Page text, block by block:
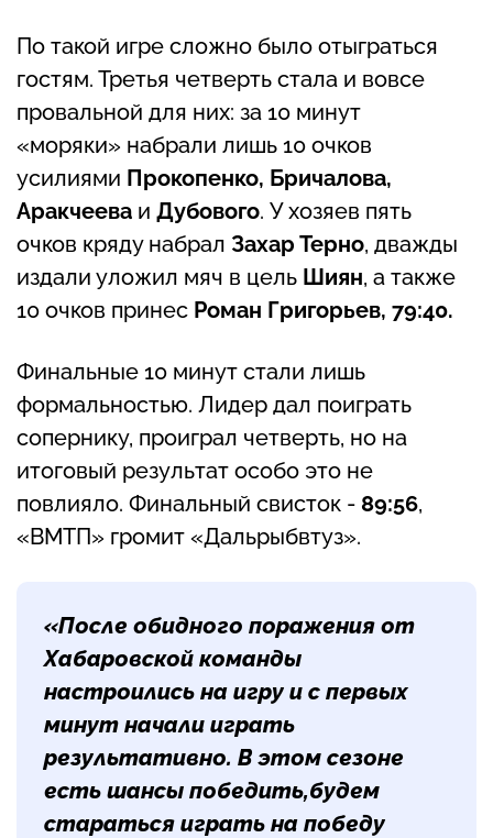
По такой игре сложно было отыграться
гостям. Третья четверть стала и вовсе
провальной для них: за 10 минут
«моряки» набрали лишь 10 очков
усилиями Прокопенко, Бричалова,
Аракчеева и Дубового. У хозяев пять
очков кряду набрал Захар Терно, дважды
издали уложил мяч в цель Шиян, а также
10 очков принес Роман Григорьев, 79:40.
Финальные 10 минут стали лишь
формальностью. Лидер дал поиграть
сопернику, проиграл четверть, но на
итоговый результат особо это не
повлияло. Финальный свисток - 89:56,
«ВМТП» громит «Дальрыбвтуз».
«После обидного поражения от
Хабаровской команды
настроились на игру и с первых
минут начали играть
результативно. В этом сезоне
есть шансы победить,будем
стараться играть на победу